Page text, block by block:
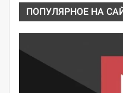
ПОПУЛЯРНОЕ НА